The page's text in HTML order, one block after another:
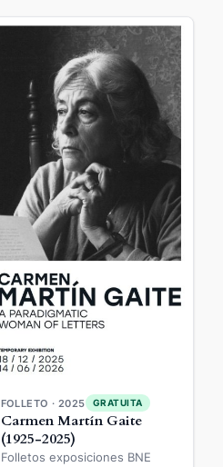
FOLLETO · 2025 GRATUITA
Carmen Martín Gaite
(1925-2025)
Folletos exposiciones BNE